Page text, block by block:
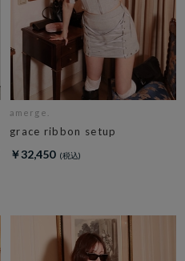
amerge.
grace ribbon setup
￥32,450